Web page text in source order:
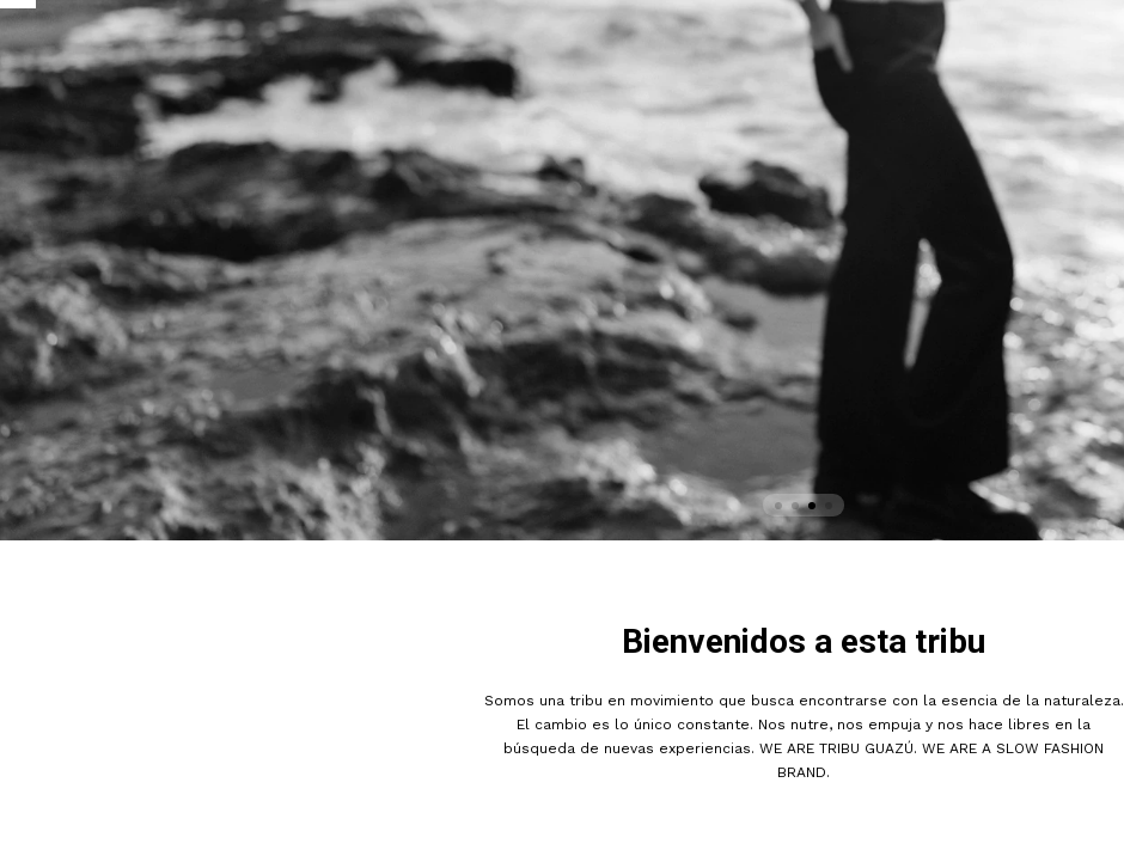
Bienvenidos a esta tribu
Somos una tribu en movimiento que busca encontrarse con la esencia de la naturaleza.
El cambio es lo único constante. Nos nutre, nos empuja y nos hace libres en la
búsqueda de nuevas experiencias. WE ARE TRIBU GUAZÚ. WE ARE A SLOW FASHION
BRAND.